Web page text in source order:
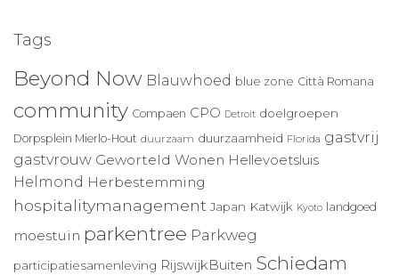
Tags
Beyond Now Blauwhoed blue zone Città Romana
community Compaen CPO Detroit doelgroepen
Dorpsplein Mierlo-Hout duurzaam duurzaamheid Florida gastvrij
gastvrouw Geworteld Wonen Hellevoetsluis
Helmond Herbestemming
hospitalitymanagement Japan Katwijk Kyoto landgoed
moestuin parkentree Parkweg
participatiesamenleving RijswijkBuiten Schiedam